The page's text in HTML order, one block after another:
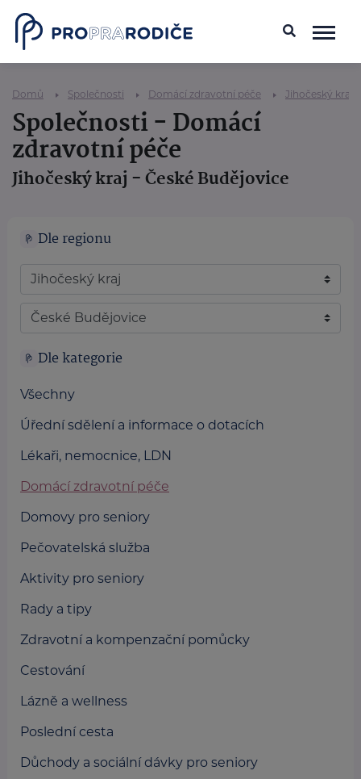
Domů Společnosti Domácí zdravotní péče Jihočeský kraj
Společnosti - Domácí
zdravotní péče
Jihočeský kraj - České Budějovice
Dle regionu
Dle kategorie
Všechny
Úřední sdělení a informace o dotacích
Lékaři, nemocnice, LDN
Domácí zdravotní péče
Domovy pro seniory
Pečovatelská služba
Aktivity pro seniory
Rady a tipy
Zdravotní a kompenzační pomůcky
Cestování
Lázně a wellness
Poslední cesta
Důchody a sociální dávky pro seniory